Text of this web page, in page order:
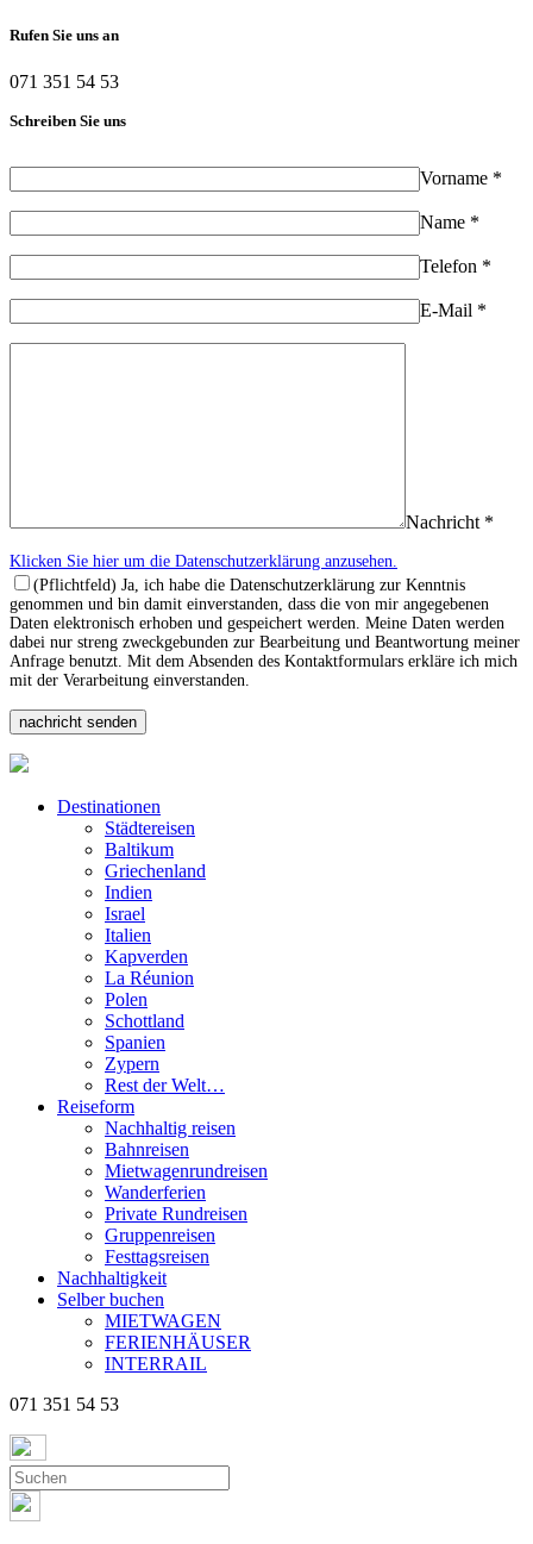
Rufen Sie uns an
071 351 54 53
Schreiben Sie uns
Vorname *
Name *
Telefon *
E-Mail *
Nachricht *
Klicken Sie hier um die Datenschutzerklärung anzusehen.
(Pflichtfeld) Ja, ich habe die Datenschutzerklärung zur Kenntnis
genommen und bin damit einverstanden, dass die von mir angegebenen
Daten elektronisch erhoben und gespeichert werden. Meine Daten werden
dabei nur streng zweckgebunden zur Bearbeitung und Beantwortung meiner
Anfrage benutzt. Mit dem Absenden des Kontaktformulars erkläre ich mich
mit der Verarbeitung einverstanden.
Destinationen
Städtereisen
Baltikum
Griechenland
Indien
Israel
Italien
Kapverden
La Réunion
Polen
Schottland
Spanien
Zypern
Rest der Welt…
Reiseform
Nachhaltig reisen
Bahnreisen
Mietwagenrundreisen
Wanderferien
Private Rundreisen
Gruppenreisen
Festtagsreisen
Nachhaltigkeit
Selber buchen
MIETWAGEN
FERIENHÄUSER
INTERRAIL
071 351 54 53